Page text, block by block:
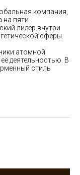
компания,
на пяти
лидер внутри
сферы.
атомной
деятельностью. В
стиль